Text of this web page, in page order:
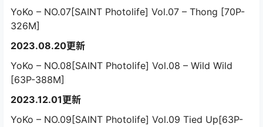
YoKo – NO.07[SAINT Photolife] Vol.07 – Thong [70P-
326M]
2023.08.20更新
YoKo – NO.08[SAINT Photolife] Vol.08 – Wild Wild
[63P-388M]
2023.12.01更新
YoKo – NO.09[SAINT Photolife] Vol.09 Tied Up[63P-